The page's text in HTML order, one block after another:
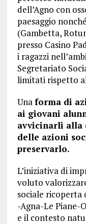
dell’Agno con
paesaggio
(Gambetta,
presso Casino
i ragazzi
Segretariato
limitati rispetto
Unaforma di
ai giovani
avvicinarli alla
delle azioni
preservarlo.
L’iniziativa di
voluto
sociale ricoperta
-Agna-Le Piane-
e il contesto